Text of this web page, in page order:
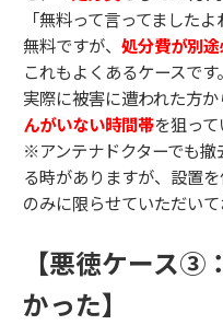
「無料って言ってました
無料ですが、 処分費が別
これもよくあるケースです。
実際に被害に遭われた方
んがいない時間帯を狙っ
※アンテナドクターでも撤
る時がありますが、設置
のみに限らせていただいて
【悪徳ケース③
かった】